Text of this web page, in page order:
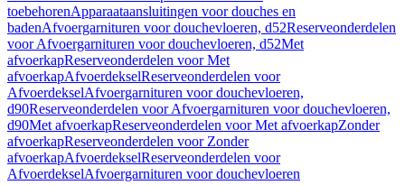
toebehorenApparaataansluitingen voor douches en
badenAfvoergarnituren voor douchevloeren, d52Reserveonderdelen
voor Afvoergarnituren voor douchevloeren, d52Met
afvoerkapReserveonderdelen voor Met
afvoerkapAfvoerdekselReserveonderdelen voor
AfvoerdekselAfvoergarnituren voor douchevloeren,
d90Reserveonderdelen voor Afvoergarnituren voor douchevloeren,
d90Met afvoerkapReserveonderdelen voor Met afvoerkapZonder
afvoerkapReserveonderdelen voor Zonder
afvoerkapAfvoerdekselReserveonderdelen voor
AfvoerdekselAfvoergarnituren voor douchevloeren